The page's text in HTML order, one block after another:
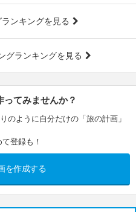
ンキングを見る
グランキングを見る
ってみませんか？
のように自分だけの「旅の計画」
登録も！
を作成する